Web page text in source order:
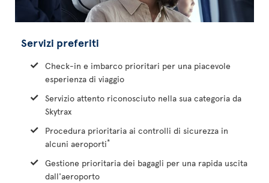
Servizi preferiti
Check-in e imbarco prioritari per una piacevole
esperienza di viaggio
Servizio attento riconosciuto nella sua categoria da
Skytrax
Procedura prioritaria ai controlli di sicurezza in
alcuni aeroporti*
Gestione prioritaria dei bagagli per una rapida uscita
dall'aeroporto